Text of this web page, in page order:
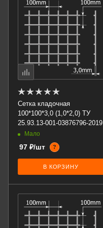
Сетка кладочная
100*100*3,0 (1,0*2,0) ТУ
25.93.13-001-03876796-2019
Мало
97 ₽/шт ?
В КОРЗИНУ